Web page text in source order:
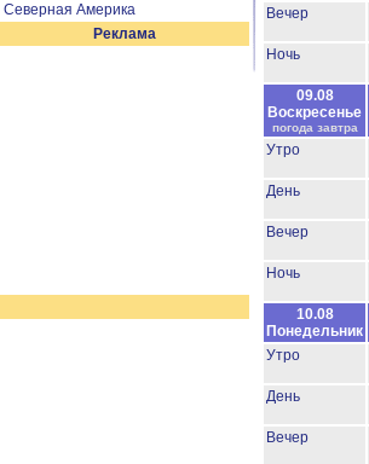
Северная Америка
Реклама
Вечер
Ночь
09.08
Воскресенье
погода завтра
Утро
День
Вечер
Ночь
10.08
Понедельник
Утро
День
Вечер